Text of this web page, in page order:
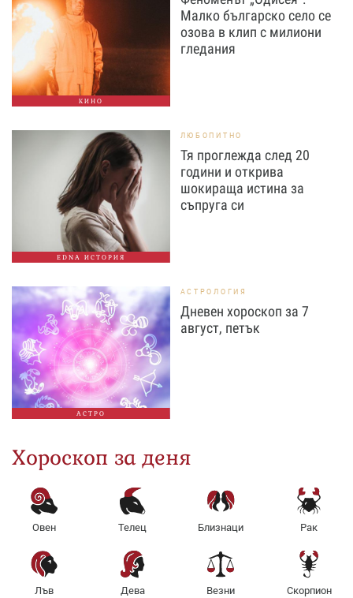
КИНО
Малко българско село се
озова в клип с милиони
гледания
EDNA ИСТОРИЯ
ЛЮБОПИТНО
Тя проглежда след 20
години и открива
шокираща истина за
съпруга си
АСТРО
АСТРОЛОГИЯ
Дневен хороскоп за 7
август, петък
Хороскоп за деня
Овен Телец Близнаци Рак
Лъв Дева Везни Скорпион